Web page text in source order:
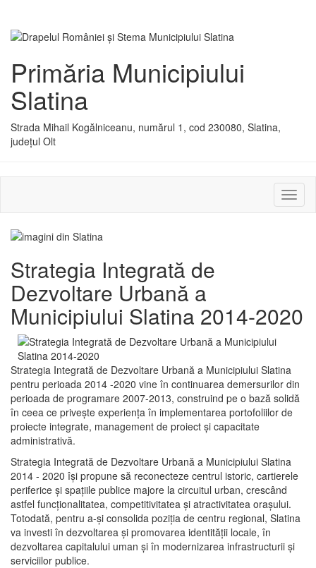
Primăria Municipiului
Slatina
Strada Mihail Kogălniceanu, numărul 1, cod 230080, Slatina,
județul Olt
sau
Strategia Integrată de
Dezvoltare Urbană a
Municipiului Slatina 2014-2020
Strategia Integrată de Dezvoltare Urbană a Municipiului Slatina
pentru perioada 2014 -2020 vine în continuarea demersurilor din
perioada de programare 2007-2013, construind pe o bază solidă
în ceea ce priveşte experienţa în implementarea portofoliilor de
proiecte integrate, management de proiect și capacitate
administrativă.
Strategia Integrată de Dezvoltare Urbană a Municipiului Slatina
2014 - 2020 își propune să reconecteze centrul istoric, cartierele
periferice şi spaţiile publice majore la circuitul urban, crescând
astfel funcţionalitatea, competitivitatea şi atractivitatea oraşului.
Totodată, pentru a-şi consolida poziţia de centru regional, Slatina
va investi în dezvoltarea şi promovarea identităţii locale, în
dezvoltarea capitalului uman şi în modernizarea infrastructurii şi
serviciilor publice.